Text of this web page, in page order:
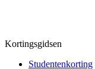
Kortingsgidsen
Studentenkorting